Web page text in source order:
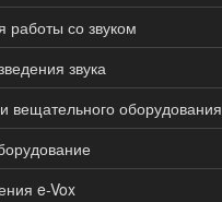
работы со звуком
звука
вещательного оборудования
e-Vox